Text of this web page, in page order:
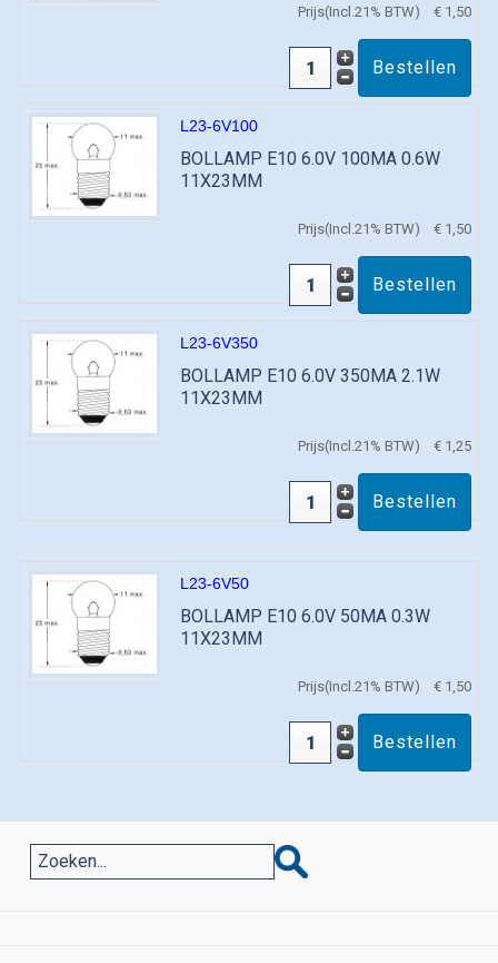
Prijs(Incl.21% BTW) € 1,50
L23-6V100
BOLLAMP E10 6.0V 100MA 0.6W
11X23MM
Prijs(Incl.21% BTW) € 1,50
L23-6V350
BOLLAMP E10 6.0V 350MA 2.1W
11X23MM
Prijs(Incl.21% BTW) € 1,25
L23-6V50
BOLLAMP E10 6.0V 50MA 0.3W
11X23MM
Prijs(Incl.21% BTW) € 1,50